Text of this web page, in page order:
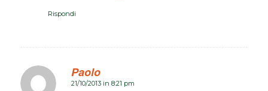
Rispondi
Paolo
dice:
21/10/2013 in 8:21 pm